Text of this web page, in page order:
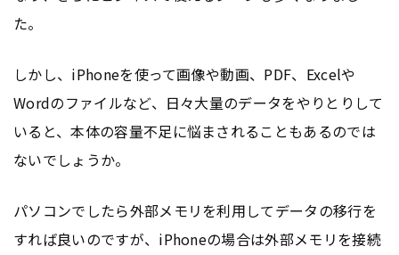
た。
しかし、iPhoneを使って画像や動画、PDF、Excelや
Wordのファイルなど、日々大量のデータをやりとりして
いると、本体の容量不足に悩まされることもあるのでは
ないでしょうか。
パソコンでしたら外部メモリを利用してデータの移行を
すれば良いのですが、iPhoneの場合は外部メモリを接続